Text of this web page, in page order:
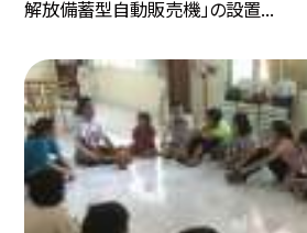
解放備蓄型自動販売機」の設置...